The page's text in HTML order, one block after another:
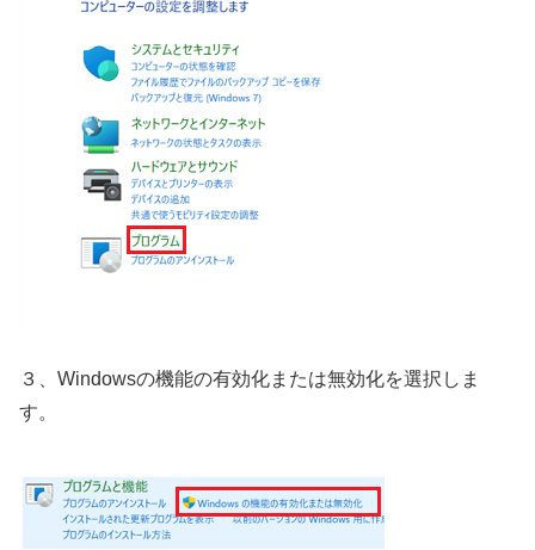
３、Windowsの機能の有効化または無効化を選択しま
す。